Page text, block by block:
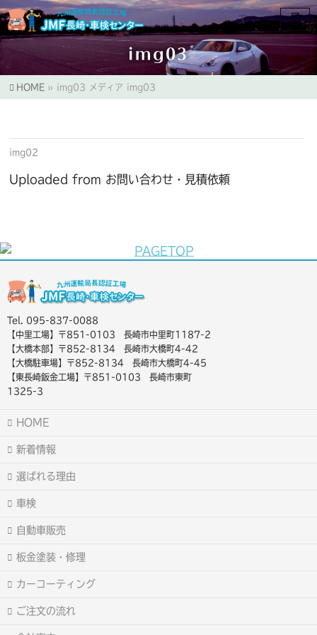
img03
HOME » img03 メディア img03
img02
Uploaded from お問い合わせ・見積依頼
Tel. 095-837-0088
【中里工場】〒851-0103 長崎市中里町1187-2
【大橋本部】〒852-8134 長崎市大橋町4-42
【大橋駐車場】〒852-8134 長崎市大橋町4-45
【東長崎鈑金工場】〒851-0103 長崎市東町
1325-3
HOME
新着情報
選ばれる理由
車検
自動車販売
板金塗装・修理
カーコーティング
ご注文の流れ